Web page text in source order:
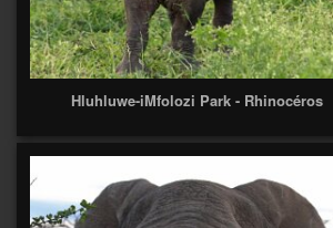
Hluhluwe-iMfolozi Park - Rhinocéros